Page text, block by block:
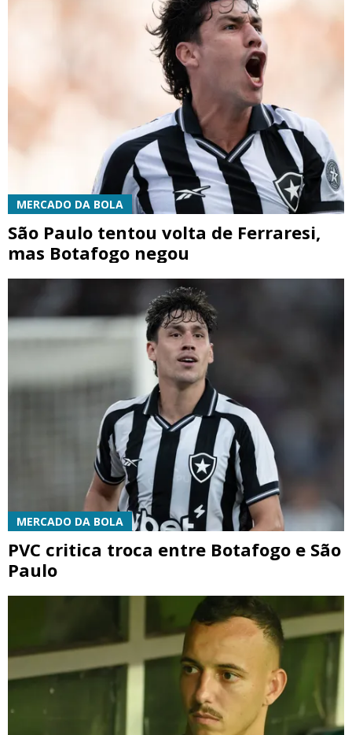
MERCADO DA BOLA
São Paulo tentou volta de Ferraresi,
mas Botafogo negou
MERCADO DA BOLA
PVC critica troca entre Botafogo e São
Paulo